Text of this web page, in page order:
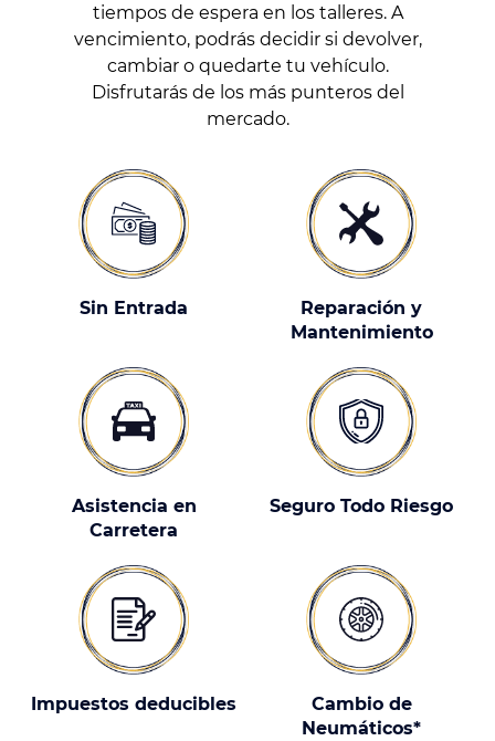
tiempos de espera en los talleres. A
vencimiento, podrás decidir si devolver,
cambiar o quedarte tu vehículo.
Disfrutarás de los más punteros del
mercado.
Sin Entrada
Reparación y
Mantenimiento
Asistencia en
Carretera
Seguro Todo Riesgo
Impuestos deducibles
Cambio de
Neumáticos*